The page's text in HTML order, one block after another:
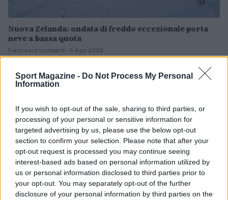
Sport Magazine - Do Not Process My Personal
Information
If you wish to opt-out of the sale, sharing to third parties, or
processing of your personal or sensitive information for
targeted advertising by us, please use the below opt-out
section to confirm your selection. Please note that after your
opt-out request is processed you may continue seeing
interest-based ads based on personal information utilized by
us or personal information disclosed to third parties prior to
your opt-out. You may separately opt-out of the further
disclosure of your personal information by third parties on the
Nuova Zelanda: ondata di freddo eccezionale porta
neve a bassa quota
Francesca Lombardi · 4 Ago 2026
NOTIZIE